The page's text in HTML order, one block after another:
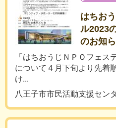
はちお
ル2023
のお知
「はちおうじＮＰＯフェス
について４月下旬より先着
け...
八王子市市民活動支援セン